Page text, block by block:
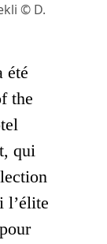
© D.
été
the
qui
l’élite